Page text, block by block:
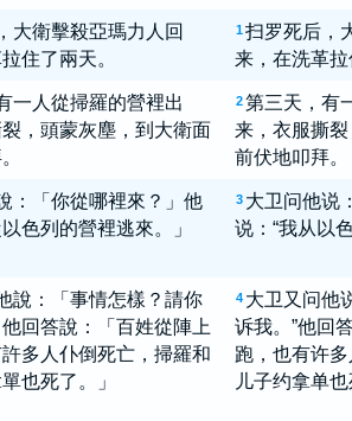
大衛擊殺亞瑪力人回
住了兩天。
1 扫罗死后，
来，在洗革拉
一人從掃羅的營裡出
，頭蒙灰塵，到大衛面
2 第三天，有
来，衣服撕
前伏地叩拜。
：「你從哪裡來？」他
色列的營裡逃來。」
3 大卫问他说
说：“我从以
說：「事情怎樣？請你
回答說：「百姓從陣上
多人仆倒死亡，掃羅和
也死了。」
4 大卫又问他
诉我。”他回
跑，也有许
儿子约拿单也